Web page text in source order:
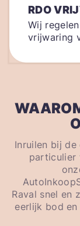
RDO
Wij
vrijwaring
Inruilen bij
particulier
Raval snel en
eerlijk bod